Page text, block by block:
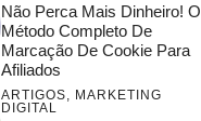
Não Perca Mais Dinheiro! O
Método Completo De
Marcação De Cookie Para
Afiliados
ARTIGOS, MARKETING
DIGITAL